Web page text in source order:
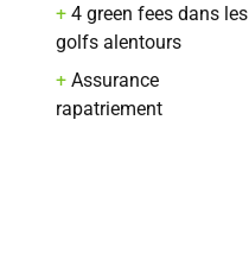
+ 4 green fees dans les
golfs alentours
+ Assurance
rapatriement